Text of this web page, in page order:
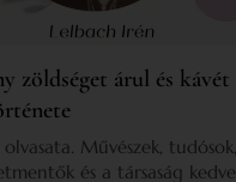
zöldséget árul és
Művészek,
és a társaság